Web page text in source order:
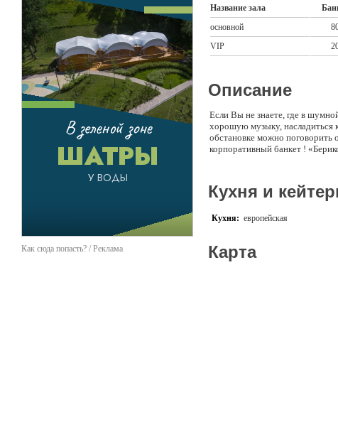
Как сюда попасть? / Реклама
Название зала
основной
VIP
Описание
Если Вы не знаете, где в
хорошую музыку, насладиться
обстановке можно поговорить
корпоративный банкет !
Кухня и
Кухня: европейская
Карта